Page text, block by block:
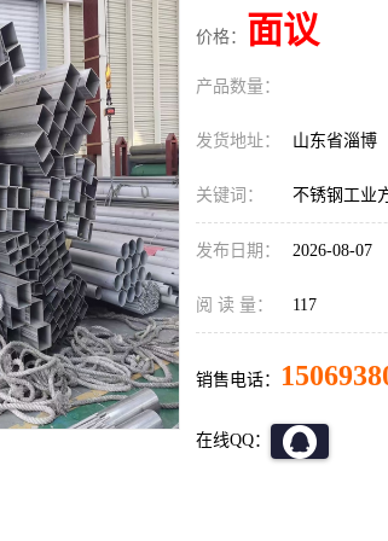
价格： 面议
产品数量：
发货地址： 山东省淄博
关键词： 不锈钢工业
发布日期： 2026-08-07
阅 读 量： 117
销售电话：
在线QQ：